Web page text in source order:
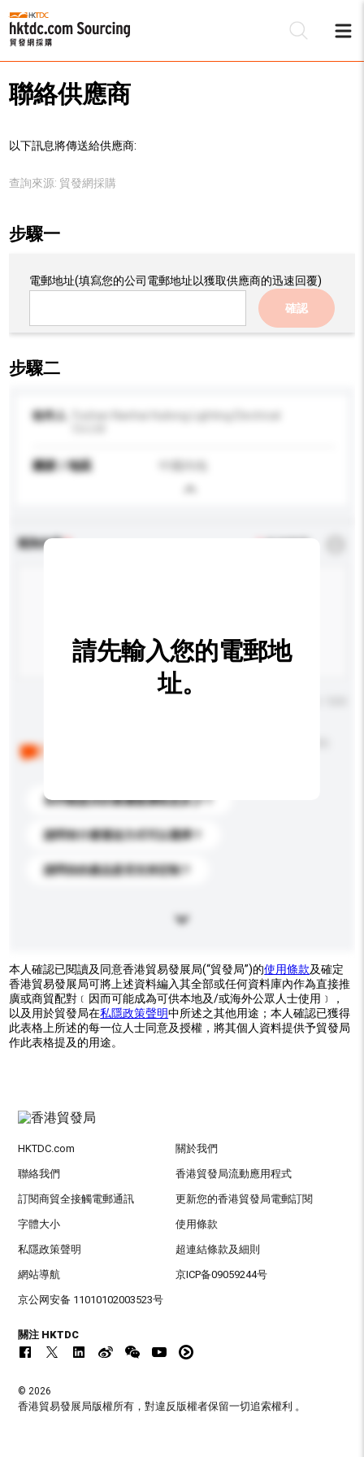
聯絡供應商
以下訊息將傳送給供應商:
查詢來源: 貿發網採購
步驟一
電郵地址(填寫您的公司電郵地址以獲取供應商的迅速回覆)
確認
步驟二
收件人
國家 / 地區
查詢內容
你們能提供的最優惠價格是多少？
請問有什麼運送方式可以選擇？
請問你的產品是否支持定制？
請先輸入您的電郵地
址。
本人確認已閱讀及同意香港貿易發展局(“貿發局”)的使用條款及確定
香港貿易發展局可將上述資料編入其全部或任何資料庫內作為直接推
廣或商貿配對﹝因而可能成為可供本地及/或海外公眾人士使用﹞，
以及用於貿發局在私隱政策聲明中所述之其他用途；本人確認已獲得
此表格上所述的每一位人士同意及授權，將其個人資料提供予貿發局
作此表格提及的用途。
HKTDC.com 關於我們
聯絡我們 香港貿發局流動應用程式
訂閱商貿全接觸電郵通訊 更新您的香港貿發局電郵訂閱
字體大小 使用條款
私隱政策聲明 超連結條款及細則
網站導航 京ICP备09059244号
京公网安备 11010102003523号
關注 HKTDC
© 2026
香港貿易發展局版權所有，對違反版權者保留一切追索權利 。